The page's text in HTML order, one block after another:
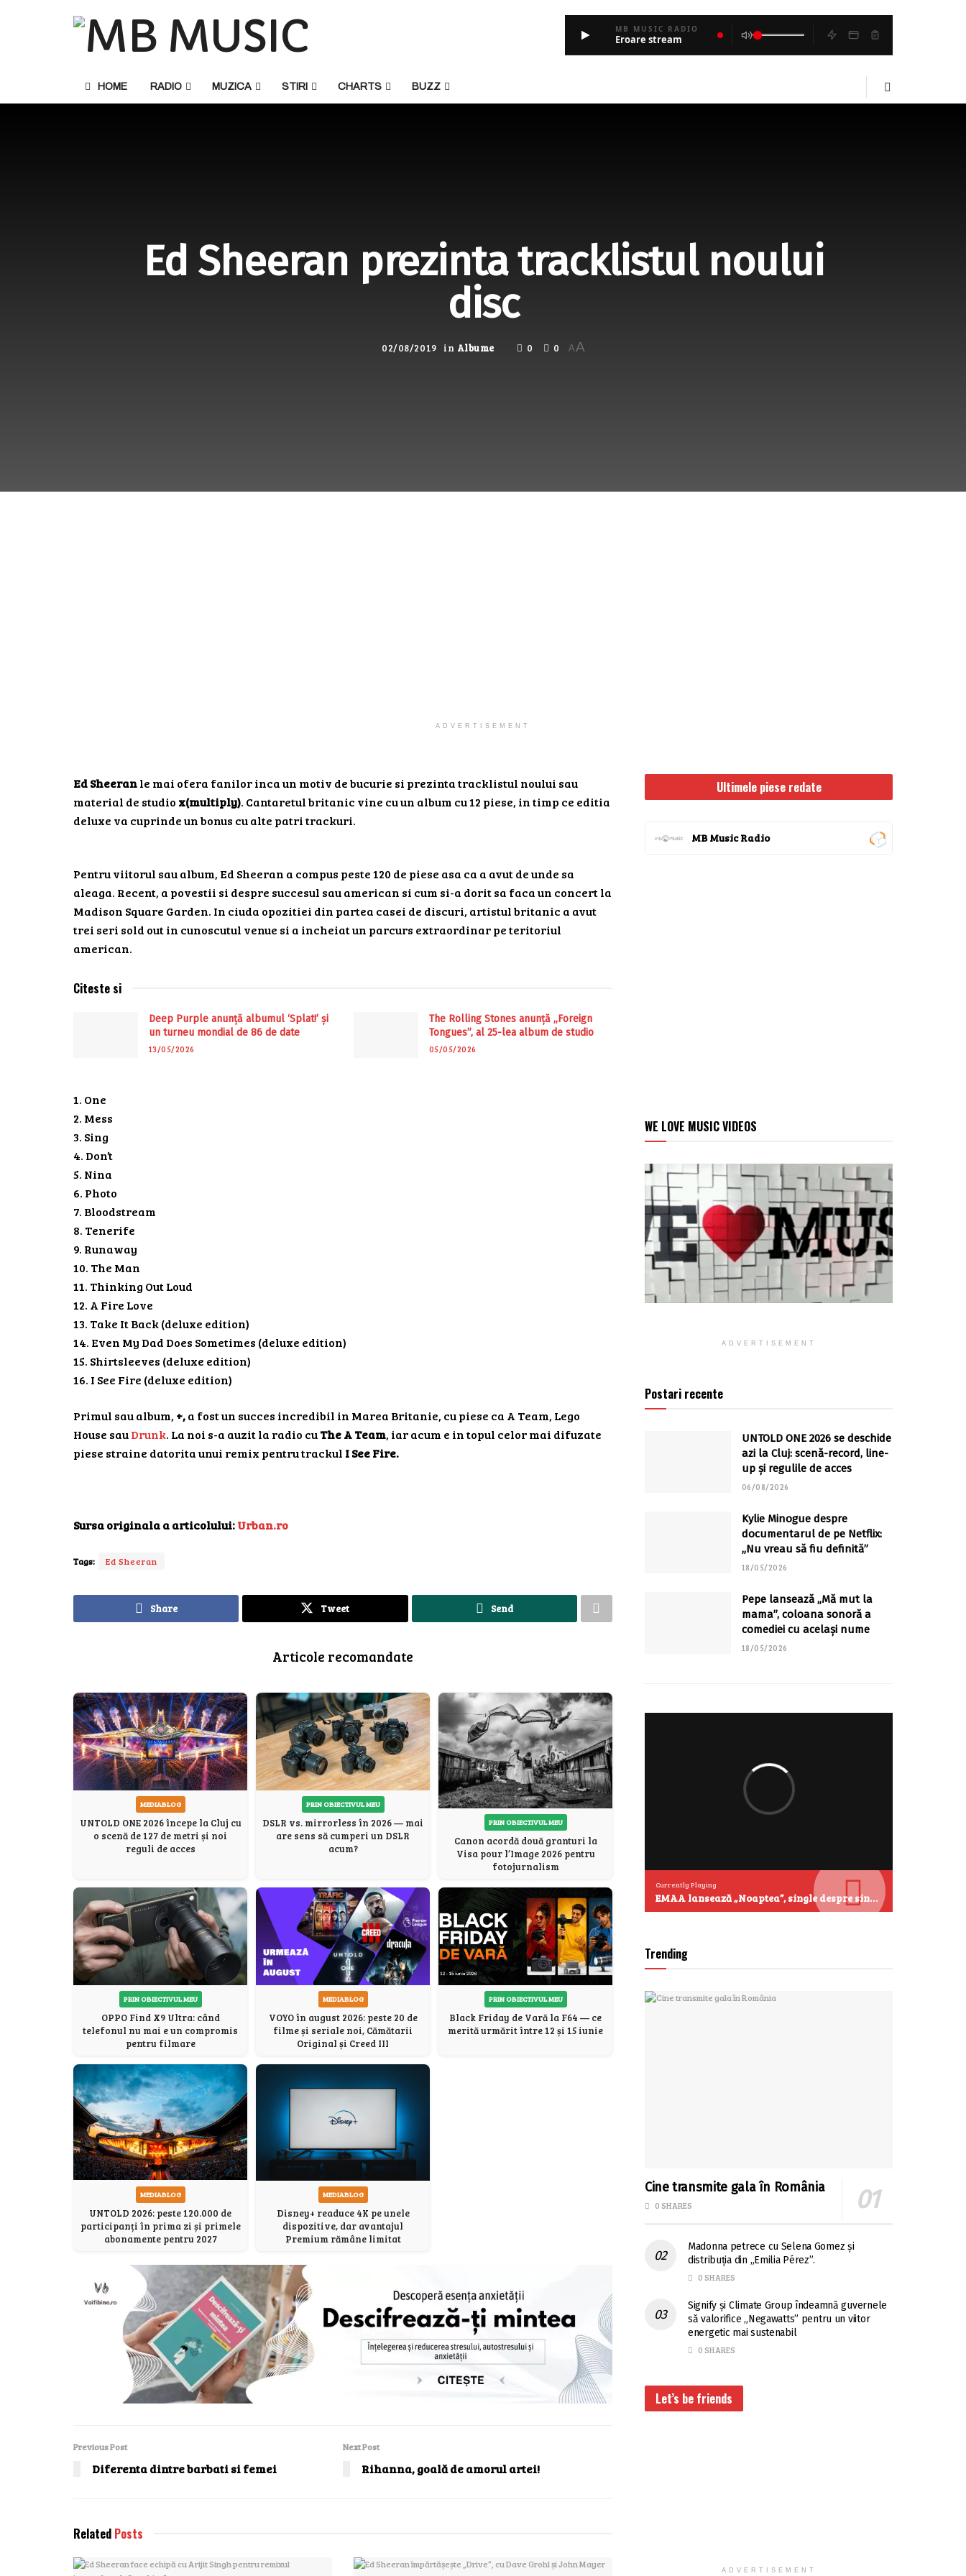
MB MUSIC RADIO
Eroare stream
HOME RADIO MUZICA STIRI CHARTS BUZZ
Ed Sheeran prezinta tracklistul noului
disc
02/08/2019 in Albume 0 0 AA
ADVERTISEMENT
Ed Sheeranle mai ofera fanilor inca un motiv de bucurie si prezinta tracklistul noului sau
material de studio x(multiply). Cantaretul britanic vine cu un album cu 12 piese, in timp ce editia
deluxe va cuprinde un bonus cu alte patri trackuri.
Pentru viitorul sau album, Ed Sheeran a compus peste 120 de piese asa ca a avut de unde sa
aleaga. Recent, a povestii si despre succesul sau american si cum si-a dorit sa faca un concert la
Madison Square Garden. In ciuda opozitiei din partea casei de discuri, artistul britanic a avut
trei seri sold out in cunoscutul venue si a incheiat un parcurs extraordinar pe teritoriul
american.
Citeste si
Deep Purple anunță albumul ‘Splat!’ și
un turneu mondial de 86 de date
13/05/2026
The Rolling Stones anunță „Foreign
Tongues”, al 25-lea album de studio
05/05/2026
1. One
2. Mess
3. Sing
4. Don’t
5. Nina
6. Photo
7. Bloodstream
8. Tenerife
9. Runaway
10. The Man
11. Thinking Out Loud
12. A Fire Love
13. Take It Back (deluxe edition)
14. Even My Dad Does Sometimes (deluxe edition)
15. Shirtsleeves (deluxe edition)
16. I See Fire (deluxe edition)
Primul sau album, +,a fost un succes incredibil in Marea Britanie, cu piese ca A Team, Lego
House sauDrunk. La noi s-a auzit la radio cuThe A Team, iar acum e in topul celor mai difuzate
piese straine datorita unui remix pentru trackul I See Fire.
Sursa originala a articolului:Urban.ro
Tags: Ed Sheeran
Share Tweet Send
Articole recomandate
MEDIABLOG
UNTOLD ONE 2026 începe la Cluj cu
o scenă de 127 de metri și noi
reguli de acces
PRIN OBIECTIVUL MEU
DSLR vs. mirrorless în 2026 — mai
are sens să cumperi un DSLR
acum?
PRIN OBIECTIVUL MEU
Canon acordă două granturi la
Visa pour l’Image 2026 pentru
fotojurnalism
PRIN OBIECTIVUL MEU
OPPO Find X9 Ultra: când
telefonul nu mai e un compromis
pentru filmare
MEDIABLOG
VOYO în august 2026: peste 20 de
filme și seriale noi, Cămătarii
Original și Creed III
PRIN OBIECTIVUL MEU
Black Friday de Vară la F64 — ce
merită urmărit între 12 și 15 iunie
MEDIABLOG
UNTOLD 2026: peste 120.000 de
participanți în prima zi și primele
abonamente pentru 2027
MEDIABLOG
Disney+ readuce 4K pe unele
dispozitive, dar avantajul
Premium rămâne limitat
Previous Post
Diferenta dintre barbati si femei
Next Post
Rihanna, goală de amorul artei!
Related Posts
Ultimele piese redate
MB Music Radio
WE LOVE MUSIC VIDEOS
ADVERTISEMENT
Postari recente
UNTOLD ONE 2026 se deschide
azi la Cluj: scenă-record, line-
up și regulile de acces
06/08/2026
Kylie Minogue despre
documentarul de pe Netflix:
„Nu vreau să fiu definită”
18/05/2026
Pepe lansează „Mă mut la
mama”, coloana sonoră a
comediei cu același nume
18/05/2026
Currently Playing
EMAA lansează „Noaptea”, single despre singurătate și emoțiile care se aud cel mai clar după miezul nopții
Trending
Cine transmite gala în România
0 SHARES
Madonna petrece cu Selena Gomez și
distribuția din „Emilia Pérez”.
0 SHARES
Signify și Climate Group îndeamnă guvernele
să valorifice „Negawatts” pentru un viitor
energetic mai sustenabil
0 SHARES
Let’s be friends
ADVERTISEMENT